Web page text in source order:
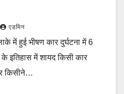
एडमिन
में हुई भीषण कार दुर्घटना में 6
के इतिहास में शायद किसी कार
किसीने…